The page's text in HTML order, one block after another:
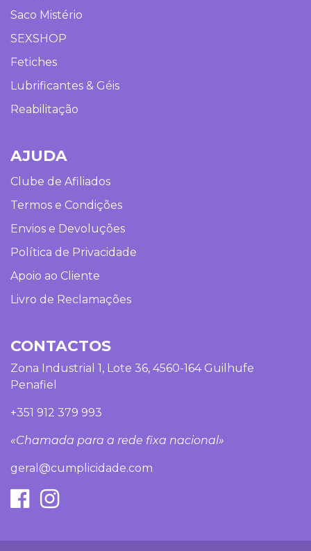
Saco Mistério
SEXSHOP
Fetiches
Lubrificantes & Géis
Reabilitação
AJUDA
Clube de Afiliados
Termos e Condições
Envios e Devoluções
Política de Privacidade
Apoio ao Cliente
Livro de Reclamações
CONTACTOS
Zona Industrial 1, Lote 36, 4560-164 Guilhufe
Penafiel
+351 912 379 993
«Chamada para a rede fixa nacional»
geral@cumplicidade.com